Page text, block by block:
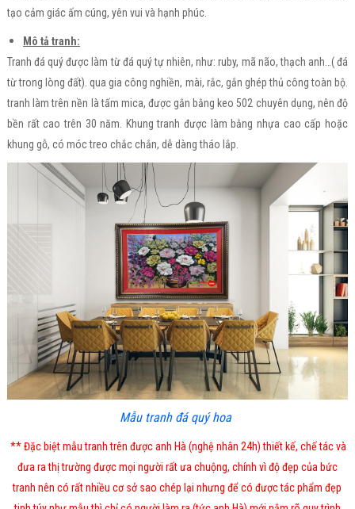
tạo cảm giác ấm cúng, yên vui và hạnh phúc.
Mô tả tranh:
Tranh đá quý được làm từ đá quý tự nhiên, như: ruby, mã não, thạch anh…( đá
từ trong lòng đất). qua gia công nghiền, mài, rắc, gắn ghép thủ công toàn bộ.
tranh làm trên nền là tấm mica, được gắn bằng keo 502 chuyên dụng, nên độ
bền rất cao trên 30 năm. Khung tranh được làm bằng nhựa cao cấp hoặc
khung gỗ, có móc treo chắc chắn, dễ dàng tháo lắp.
Mẫu tranh đá quý hoa
** Đặc biệt mẫu tranh trên được anh Hà (nghệ nhân 24h) thiết kế, chế tác và
đưa ra thị trường được mọi người rất ưa chuộng, chính vì độ đẹp của bức
tranh nên có rất nhiều cơ sở sao chép lại nhưng để có được tác phẩm đẹp